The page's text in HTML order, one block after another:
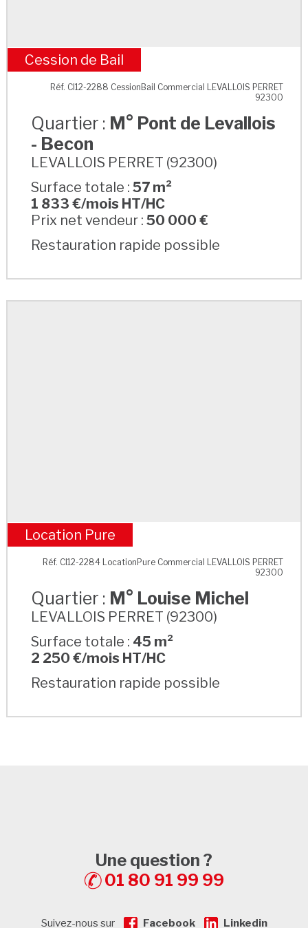
M° Pont de Levallois - Becon
Cession de Bail
Réf. CI12-2288 CessionBail Commercial LEVALLOIS PERRET
92300
Quartier : M° Pont de Levallois
- Becon
LEVALLOIS PERRET (92300)
Surface totale :57 m²
1 833 €/mois HT/HC
Prix net vendeur :50 000 €
Restauration rapide possible
M° Louise Michel
Location Pure
Réf. CI12-2284 LocationPure Commercial LEVALLOIS PERRET
92300
Quartier : M° Louise Michel
LEVALLOIS PERRET (92300)
Surface totale : 45 m²
2 250 €/mois HT/HC
Restauration rapide possible
Une question ?
01 80 91 99 99
Suivez-nous sur Facebook Linkedin